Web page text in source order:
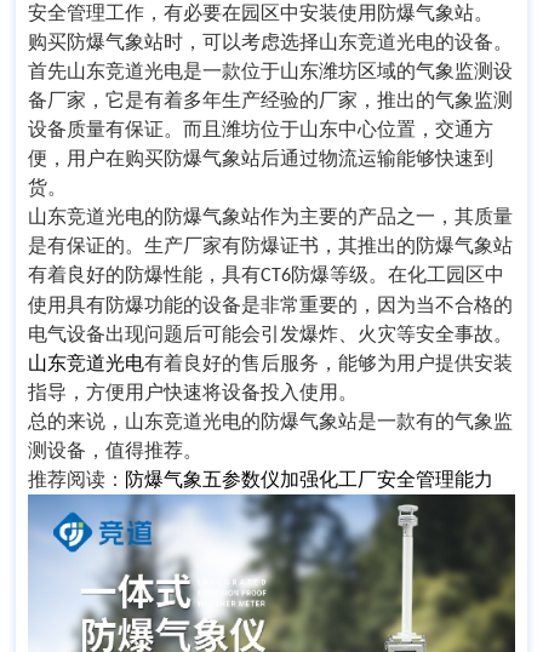
安全管理工作，有必要在园区中安装使用防爆气象站。
购买防爆气象站时，可以考虑选择山东竞道光电的设备。
首先山东竞道光电是一款位于山东潍坊区域的气象监测设
备厂家，它是有着多年生产经验的厂家，推出的气象监测
设备质量有保证。而且潍坊位于山东中心位置，交通方
便，用户在购买防爆气象站后通过物流运输能够快速到
货。
山东竞道光电的防爆气象站作为主要的产品之一，其质量
是有保证的。生产厂家有防爆证书，其推出的防爆气象站
有着良好的防爆性能，具有CT6防爆等级。在化工园区中
使用具有防爆功能的设备是非常重要的，因为当不合格的
电气设备出现问题后可能会引发爆炸、火灾等安全事故。
山东竞道光电有着良好的售后服务，能够为用户提供安装
指导，方便用户快速将设备投入使用。
总的来说，山东竞道光电的防爆气象站是一款有的气象监
测设备，值得推荐。
推荐阅读： 防爆气象五参数仪加强化工厂安全管理能力